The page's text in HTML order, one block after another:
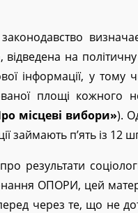
на
інформації, у тому
площі кожного
місцеві вибори»).
займають п’ять із 12
результати
ОПОРИ, цей
через те, що не